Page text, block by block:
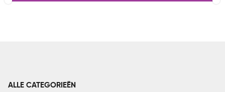
ALLE CATEGORIEËN